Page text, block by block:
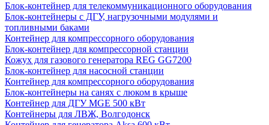
Блок-контейнер для телекоммуникационного оборудования
Блок-контейнеры с ДГУ, нагрузочными модулями и
топливными баками
Контейнер для компрессорного оборудования
Блок-контейнер для компрессорной станции
Кожух для газового генератора REG GG7200
Блок-контейнер для насосной станции
Контейнер для компрессорного оборудования
Блок-контейнеры на санях с люком в крыше
Контейнер для ДГУ MGE 500 кВт
Контейнеры для ЛВЖ, Волгодонск